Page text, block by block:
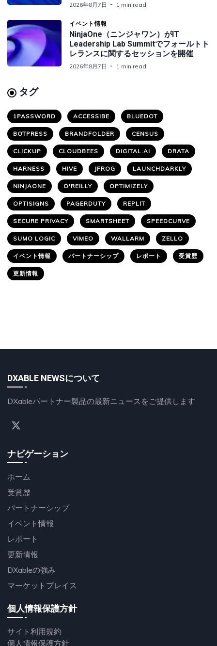
2026年8月7日 1 min read
イベント情報
NinjaOne（ニンジャワン）がIT
Leadership Lab Summitでフォールトト
レランスに関するセッションを開催
2026年8月7日 1 min read
タグ
1PASSWORD ACCESSIBE BLUEDOT
BOTPRESS BRANDFOLDER CENSUS
CLICKUP CLOUDBEES DIGITAL.AI DRATA
HARNESS HIVE JFROG LAUNCHDARKLY
NINJAONE O'REILLY OPTIMIZELY
OPTISIGNS PAGERDUTY REPLIT
SECURE PRIVACY SMARTSHEET SPEEDCURVE
SUMO LOGIC VIMEO WALLARM ZELLO
イベント情報 パートナーシップ レポート 受賞歴
更新情報
DXABLE NEWSについて
DXableパートナー製品の最新ニュースをご提供します
ナビゲーション
ホーム
受賞歴
パートナーシップ
イベント情報
レポート
更新情報
DXableの強み
マーケットプレイス
個人情報保護方針
サイト利用規約
個人情報保護方針